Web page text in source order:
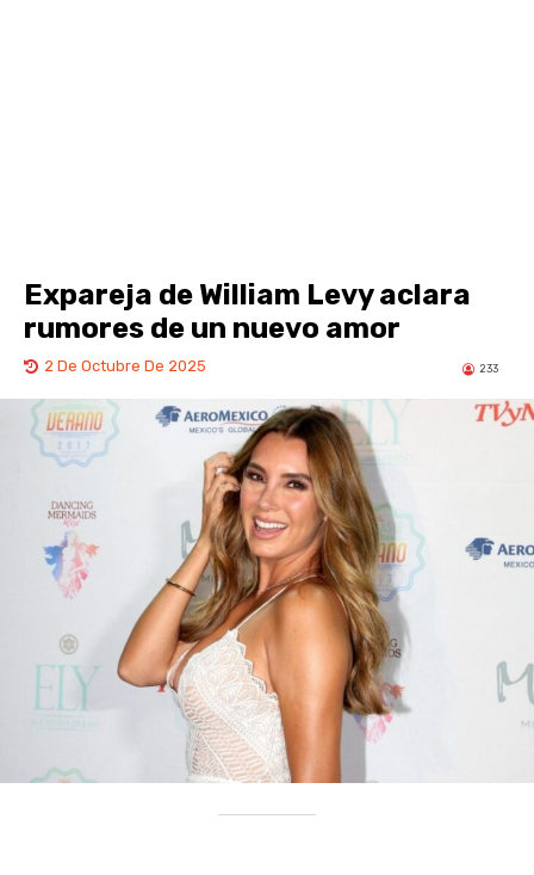
Expareja de William Levy aclara
rumores de un nuevo amor
2 De Octubre De 2025 233